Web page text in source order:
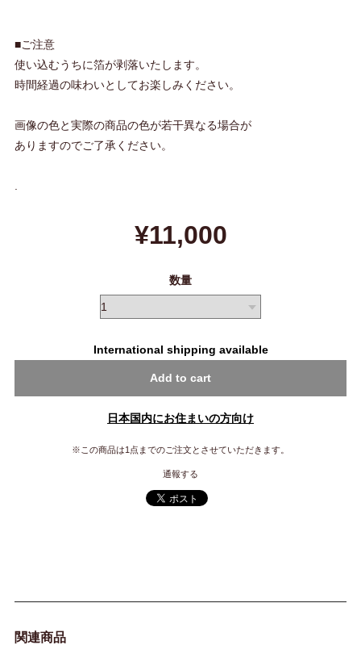
■ご注意
使い込むうちに箔が剥落いたします。
時間経過の味わいとしてお楽しみください。
画像の色と実際の商品の色が若干異なる場合が
ありますのでご了承ください。
.
¥11,000
数量
International shipping available
Add to cart
日本国内にお住まいの方向け
※この商品は1点までのご注文とさせていただきます。
通報する
関連商品